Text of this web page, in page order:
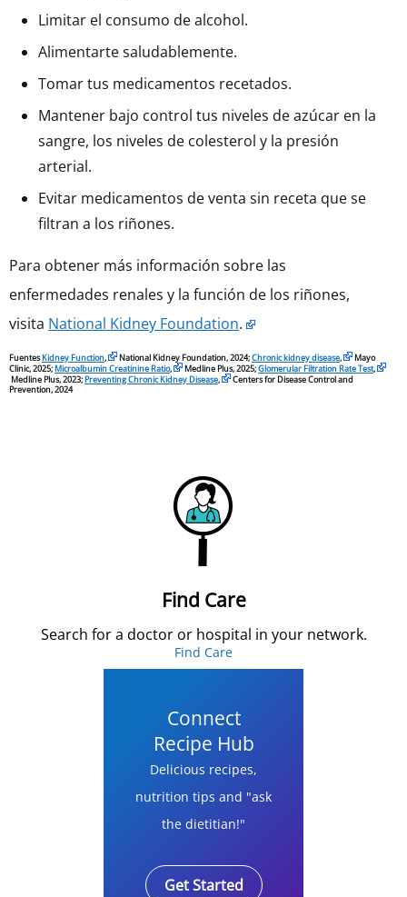
Limitar el consumo de alcohol.
Alimentarte saludablemente.
Tomar tus medicamentos recetados.
Mantener bajo control tus niveles de azúcar en la
sangre, los niveles de colesterol y la presión
arterial.
Evitar medicamentos de venta sin receta que se
filtran a los riñones.
Para obtener más información sobre las
enfermedades renales y la función de los riñones,
visita National Kidney Foundation.
FuentesKidney Function, National Kidney Foundation, 2024;Chronic kidney disease,
Mayo
Clinic, 2025; Microalbumin Creatinine Ratio, Medline Plus, 2025;Glomerular Filtration Rate Test,
Medline Plus, 2023; Preventing Chronic Kidney Disease,
Centers for Disease Control and
Prevention, 2024
Find Care
Search for a doctor or hospital in your network.
Find Care
Connect
Recipe Hub
Delicious recipes,
nutrition tips and "ask
the dietitian!"
Get Started